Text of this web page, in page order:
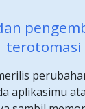
terotomasi
aplikasimu